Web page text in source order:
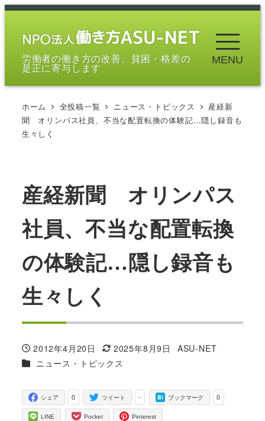
メ
労働者の働き方の改善、貧困・格差の
是正に寄与します
MENU
ホーム 全投稿一覧 ニュース・トピックス
産経新
聞 オリンパス社員、不当な配置転換の体験記…隠し録音も
生々しく
産経新聞 オリンパス
社員、不当な配置転換
の体験記…隠し録音も
生々しく
投稿日
2012年4月20日
更新日
2025年8月9日
著
ASU-NET
カテゴリー
ニュース・トピックス
0
シェア -
ツイート 0
ブックマーク
LINE Pocket Pinterest